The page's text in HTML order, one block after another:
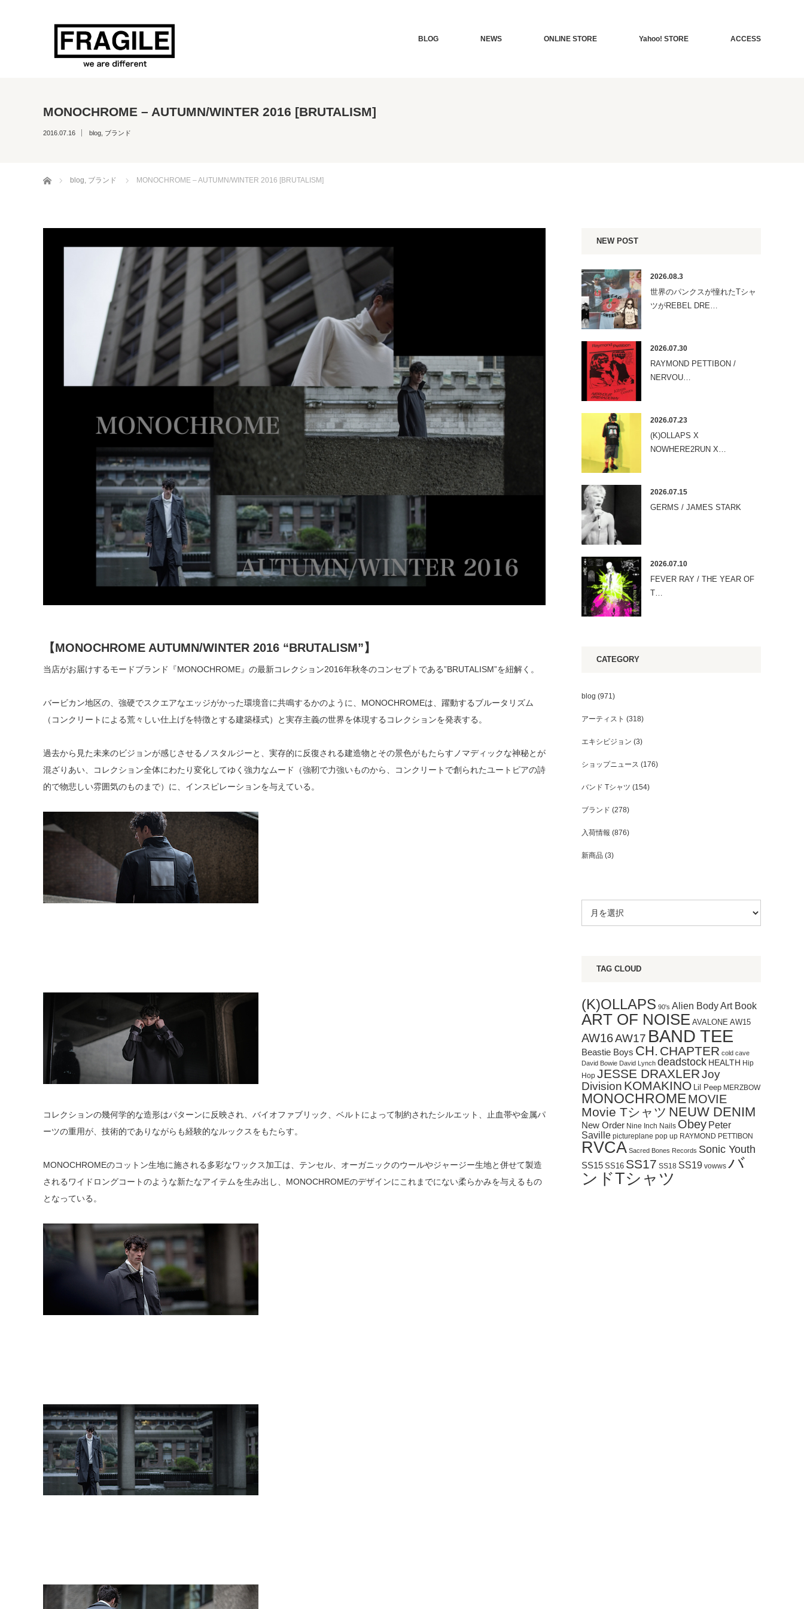
BLOG NEWS ONLINE STORE Yahoo! STORE ACCESS
MONOCHROME – AUTUMN/WINTER 2016 [BRUTALISM]
2016.07.16 blog ブランド
ホーム blog, ブランド MONOCHROME – AUTUMN/WINTER 2016 [BRUTALISM]
【MONOCHROME AUTUMN/WINTER 2016 “BRUTALISM”】
当店がお届けするモードブランド『MONOCHROME』の最新コレクション2016年秋冬のコンセプトである”BRUTALISM”を紐解く。
バービカン地区の、強硬でスクエアなエッジがかった環境音に共鳴するかのように、MONOCHROMEは、躍動するブルータリズム
（コンクリートによる荒々しい仕上げを特徴とする建築様式）と実存主義の世界を体現するコレクションを発表する。
過去から見た未来のビジョンが感じさせるノスタルジーと、実存的に反復される建造物とその景色がもたらすノマディックな神秘とが
混ざりあい、コレクション全体にわたり変化してゆく強力なムード（強靭で力強いものから、コンクリートで創られたユートピアの詩
的で物悲しい雰囲気のものまで）に、インスピレーションを与えている。
コレクションの幾何学的な造形はパターンに反映され、バイオファブリック、ベルトによって制約されたシルエット、止血帯や金属パ
ーツの重用が、技術的でありながらも経験的なルックスをもたらす。
MONOCHROMEのコットン生地に施される多彩なワックス加工は、テンセル、オーガニックのウールやジャージー生地と併せて製造
されるワイドロングコートのような新たなアイテムを生み出し、MONOCHROMEのデザインにこれまでにない柔らかみを与えるもの
となっている。
NEW POST
2026.08.3
世界のパンクスが憧れたTシャ
ツがREBEL DRE…
2026.07.30
RAYMOND PETTIBON /
NERVOU…
2026.07.23
(K)OLLAPS X
NOWHERE2RUN X…
2026.07.15
GERMS / JAMES STARK
2026.07.10
FEVER RAY / THE YEAR OF
T…
CATEGORY
blog (971)
アーティスト (318)
エキシビジョン (3)
ショップニュース (176)
バンド Tシャツ (154)
ブランド (278)
入荷情報 (876)
新商品 (3)
TAG CLOUD
(K)OLLAPS 90's Alien BodyArt Book
ART OF NOISE AVALONE AW15
AW16AW17 BAND TEE
Beastie Boys CH. CHAPTER cold cave
David Bowie David Lynch deadstock HEALTH Hip
Hop JESSE DRAXLERJoy
Division KOMAKINO Lil Peep MERZBOW
MONOCHROMEMOVIE
Movie Tシャツ NEUW DENIM
New Order Nine Inch Nails Obey Peter
Saville pictureplane pop up RAYMOND PETTIBON
RVCA Sacred Bones Records Sonic Youth
SS15 SS16 SS17 SS18 SS19 vowws バ
ンドTシャツ